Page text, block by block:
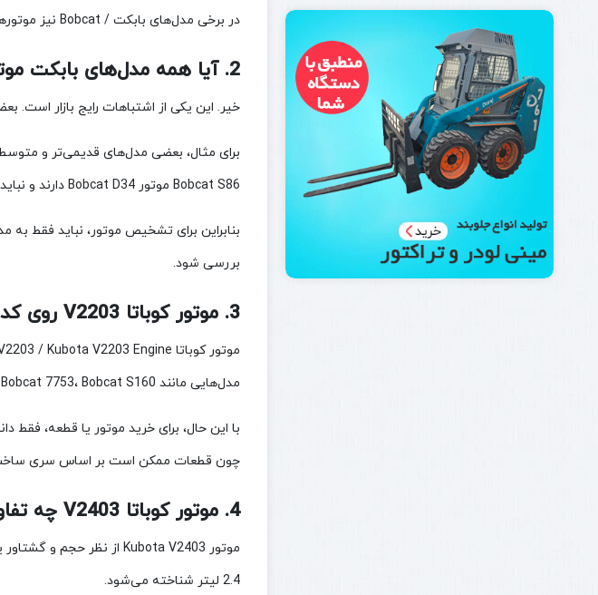
در برخی مدل‌های بابکت / Bobcat نیز موتورهای کوباتا مانند Kubota V2203، Kubota V2403 و Kubota V3800 کاربرد داشته‌اند.
2. آیا همه مدل‌های بابکت موتور کوباتا دارند؟
خیر. این یکی از اشتباهات رایج بازار است.
Bobcat S86 موتور Bobcat D34 دارند و نباید با موتور کوباتا V3800 اشتباه گرفته شوند.
بنابراین برای تشخیص موتور، نباید فقط به
بررسی شود.
3. موتور کوباتا V2203 روی کدام مدل‌های بابکت نصب می‌شود؟
مدل‌هایی مانند Bobcat 753، Bobcat 763، Bobcat 773، Bobcat 7753، Bobcat S160 و Bobcat S185 معرفی شده است.
چون قطعات ممکن است بر اساس سری ساخت
4. موتور کوباتا V2403 چه تفاوتی با V2203 دارد؟
2.4 لیتر شناخته می‌شود.